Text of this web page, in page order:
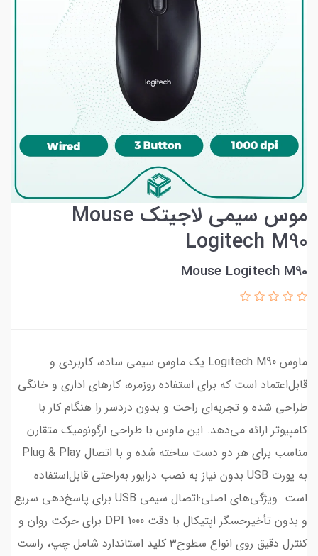
موس سیمی لاجیتک Mouse
Logitech M90
Mouse Logitech M90
ماوس Logitech M90 یک ماوس سیمی ساده، کاربردی و
قابل‌اعتماد است که برای استفاده روزمره، کارهای اداری و خانگی
طراحی شده و تجربه‌ای راحت و بدون دردسر را هنگام کار با
کامپیوتر ارائه می‌دهد. این ماوس با طراحی ارگونومیک متقارن
مناسب برای هر دو دست ساخته شده و با اتصال Plug & Play
به پورت USB بدون نیاز به نصب درایور به‌راحتی قابل‌استفاده
است. ویژگی‌های اصلی:اتصال سیمی USB برای پاسخ‌دهی سریع
و بدون تأخیرحسگر اپتیکال با دقت 1000 DPI برای حرکت روان و
کنترل دقیق روی انواع سطوح۳ کلید استاندارد شامل چپ، راست